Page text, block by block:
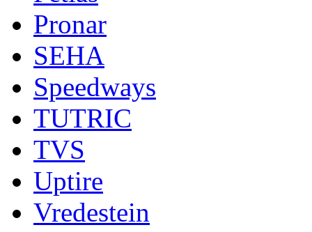
Pronar
SEHA
Speedways
TUTRIC
TVS
Uptire
Vredestein